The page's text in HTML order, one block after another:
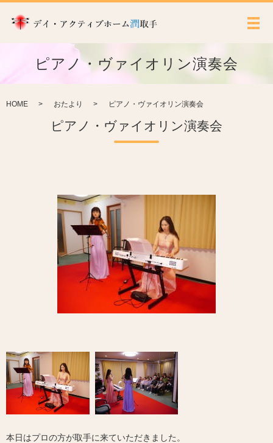
メ
ピアノ・ヴァイオリン演奏会
HOME おたより ピアノ・ヴァイオリン演奏会
ピアノ・ヴァイオリン演奏会
本日はプロの方が取手に来ていただきました。